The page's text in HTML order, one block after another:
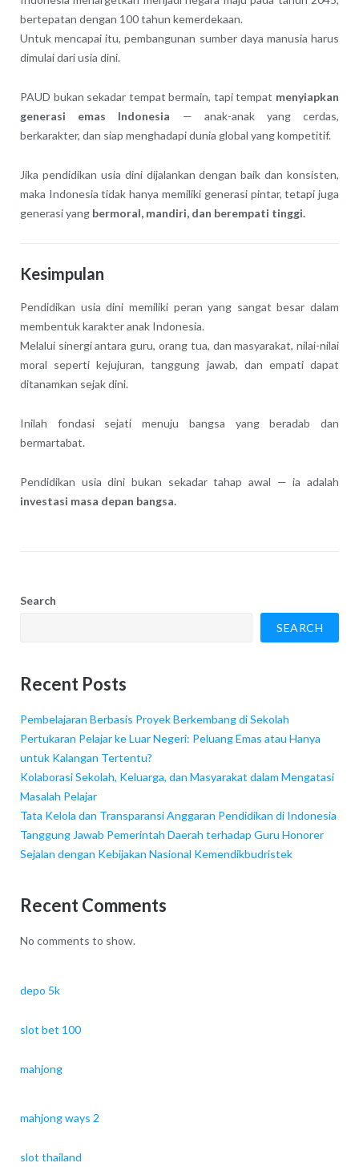
bertepatan dengan 100 tahun kemerdekaan.
Untuk mencapai itu, pembangunan sumber daya manusia harus
dimulai dari usia dini.
PAUD bukan sekadar tempat bermain, tapi tempat menyiapkan
generasi emas Indonesia — anak-anak yang cerdas,
berkarakter, dan siap menghadapi dunia global yang kompetitif.
Jika pendidikan usia dini dijalankan dengan baik dan konsisten,
maka Indonesia tidak hanya memiliki generasi pintar, tetapi juga
generasi yang bermoral, mandiri, dan berempati tinggi.
Kesimpulan
Pendidikan usia dini memiliki peran yang sangat besar dalam
membentuk karakter anak Indonesia.
Melalui sinergi antara guru, orang tua, dan masyarakat, nilai-nilai
moral seperti kejujuran, tanggung jawab, dan empati dapat
ditanamkan sejak dini.
Inilah fondasi sejati menuju bangsa yang beradab dan
bermartabat.
Pendidikan usia dini bukan sekadar tahap awal — ia adalah
investasi masa depan bangsa.
Search
SEARCH
Recent Posts
Pembelajaran Berbasis Proyek Berkembang di Sekolah
Pertukaran Pelajar ke Luar Negeri: Peluang Emas atau Hanya
untuk Kalangan Tertentu?
Kolaborasi Sekolah, Keluarga, dan Masyarakat dalam Mengatasi
Masalah Pelajar
Tata Kelola dan Transparansi Anggaran Pendidikan di Indonesia
Tanggung Jawab Pemerintah Daerah terhadap Guru Honorer
Sejalan dengan Kebijakan Nasional Kemendikbudristek
Recent Comments
No comments to show.
depo 5k
slot bet 100
mahjong
mahjong ways 2
slot thailand